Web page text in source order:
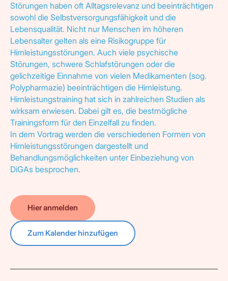
Störungen haben oft Alltagsrelevanz und beeinträchtigen
sowohl die Selbstversorgungsfähigkeit und die
Lebensqualität. Nicht nur Menschen im höheren
Lebensalter gelten als eine Risikogruppe für
Hirnleistungsstörungen. Auch viele psychische
Störungen, schwere Schlafstörungen oder die
gelichzeitige Einnahme von vielen Medikamenten (sog.
Polypharmazie) beeinträchtigen die Hirnleistung.
Hirnleistungstraining hat sich in zahlreichen Studien als
wirksam erwiesen. Dabei gilt es, die bestmögliche
Trainingsform für den Einzelfall zu finden.
In dem Vortrag werden die verschiedenen Formen von
Hirnleistungsstörungen dargestellt und
Behandlungsmöglichkeiten unter Einbeziehung von
DiGAs besprochen.
Hier anmelden
Zum Kalender hinzufügen